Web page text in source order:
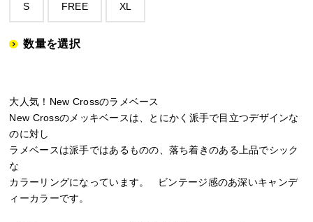
S FREE XL
数量を選択
大人気！New Crossのラメベース
New Crossのメッキベースは、とにかく派手で目立つデザインな
のに対し
ラメベースは派手ではあるものの、落ち着きのある上品でシック
な
カラーリングになっています。 ビンテージ感のあ深いキャンデ
ィーカラーです。